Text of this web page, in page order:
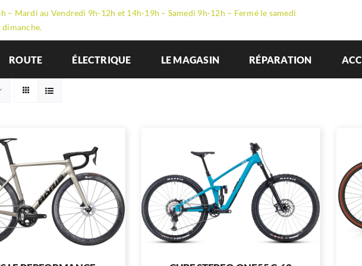
– Mardi au Vendredi 9h-12h et 14h-19h – Samedi 9h-12h – Fermé le samedi
ROUTE ÉLECTRIQUE LE MAGASIN RÉPARATION